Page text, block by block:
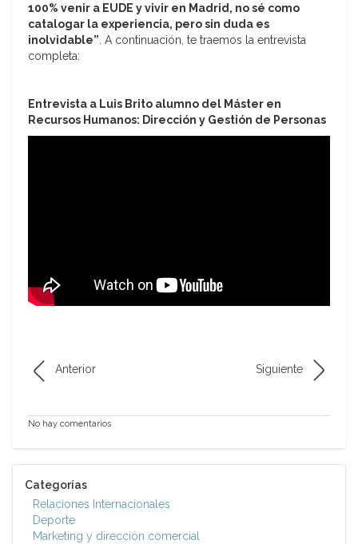
100% venir a EUDE y vivir en Madrid, no sé como
catalogar la experiencia, pero sin duda es
inolvidable”. A continuación, te traemos la entrevista
completa:
Entrevista a Luis Brito alumno del Máster en
Recursos Humanos: Dirección y Gestión de Personas
Anterior Siguiente
No hay comentarios
Categorías
Relaciones Internacionales
Deporte
Marketing y dirección comercial